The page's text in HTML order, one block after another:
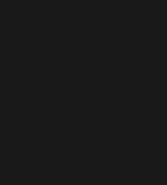
nueva ventana)
nueva ventana)